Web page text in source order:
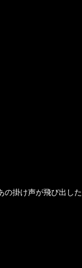
掛け声が飛び出し